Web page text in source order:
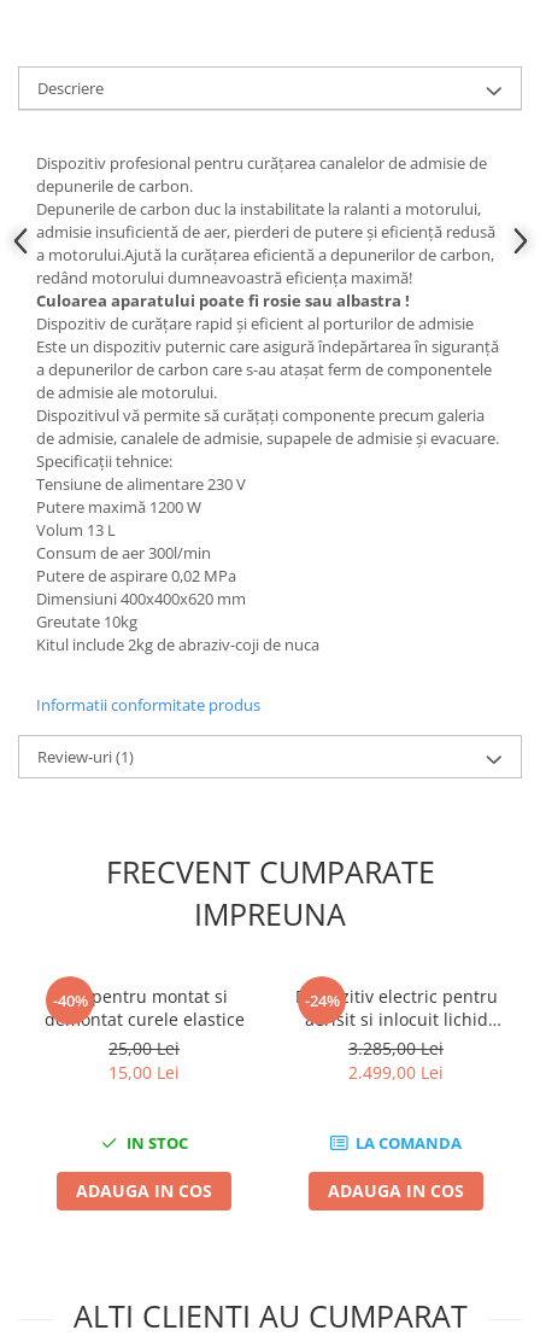
Audi
Bmw
Chrysler
Citroen
Dacia
Fiat
Ford
Jaguar
Jeep
Lancia
Land Rover
Mazda
Mercedes
Mini
Nissan
Opel
Peugeot
Renault
Saab
Seat
Skoda
Volkswagen
Scule pentru tinichigerie
Accesorii Pneumatice
Alte scule pneumatice
Chei cu clichet
Masini de gaurit si taiat
Scule pentru nituit si capsat
Descriere
Dispozitiv profesional pentru curățarea canalelor de admisie de
depunerile de carbon.
Depunerile de carbon duc la instabilitate la ralanti a motorului,
admisie insuficientă de aer, pierderi de putere și eficiență redusă
a motorului.Ajută la curățarea eficientă a depunerilor de carbon,
redând motorului dumneavoastră eficiența maximă!
Culoarea aparatului poate fi rosie sau albastra !
Dispozitiv de curățare rapid și eficient al porturilor de admisie
Este un dispozitiv puternic care asigură îndepărtarea în siguranță
a depunerilor de carbon care s-au atașat ferm de componentele
de admisie ale motorului.
Dispozitivul vă permite să curățați componente precum galeria
de admisie, canalele de admisie, supapele de admisie și evacuare.
Specificații tehnice:
Tensiune de alimentare 230 V
Putere maximă 1200 W
Volum 13 L
Consum de aer 300l/min
Putere de aspirare 0,02 MPa
Dimensiuni 400x400x620 mm
Greutate 10kg
Kitul include 2kg de abraziv-coji de nuca
Informatii conformitate produs
Review-uri(1)
FRECVENT CUMPARATE
IMPREUNA
-40%
Set pentru montat si
demontat curele elastice
25,00 Lei
15,00 Lei
IN STOC
ADAUGA IN COS
-24%
Dispozitiv electric pentru
aerisit si inlocuit lichid
frana cu adaptoare
3.285,00 Lei
2.499,00 Lei
LA COMANDA
ADAUGA IN COS
ALTI CLIENTI AU CUMPARAT